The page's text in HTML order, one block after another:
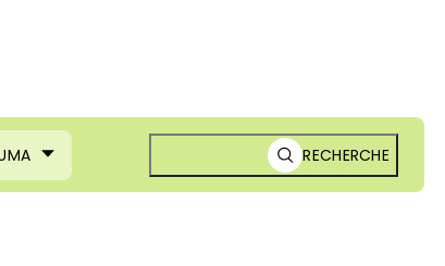
RECHERCHE